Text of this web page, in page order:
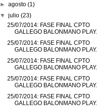
►agosto(1)
▼julio(23)
25/07/2014: FASE FINAL CPTO
GALLEGO BALONMANO PLAY...
25/07/2014: FASE FINAL CPTO
GALLEGO BALONMANO PLAY...
25/07/2014: FASE FINAL CPTO
GALLEGO BALONMANO PLAY...
25/07/2014: FASE FINAL CPTO
GALLEGO BALONMANO PLAY...
25/07/2014: FASE FINAL CPTO
GALLEGO BALONMANO PLAY...